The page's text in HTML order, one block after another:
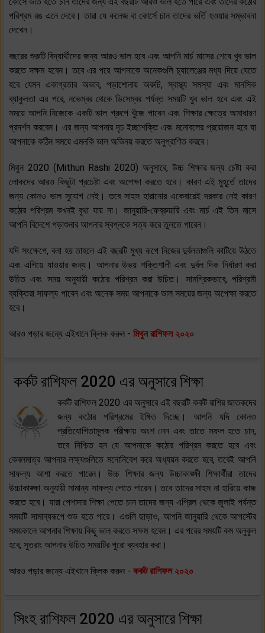
পরিশ্রম রঙ এনে দেবে। তারা যে কলেজ বা কোর্সে চান তাদের ভর্তি হওয়ার সম্ভাবনা
দেখেন।
বছরের শুরুটি বিদ্যার্থীদের জন্য আরও ভাল হবে এবং আপনি মার্চ মাসের শেষে খুব ভাল
করতে সক্ষম হবেন। তবে এর পরে আপনাকে অনেকগুলি চ্যালেঞ্জের মধ্য দিয়ে যেতে
হবে যেমন একাগ্রতার অভাব, পড়াশোনায় অরুচি, স্বাস্থ্য সমস্যা এবং মানসিক
ব্যাকুলতা এর পরে, নভেম্বর থেকে ডিসেম্বর পর্যন্ত সময়টি খুব ভাল হবে এবং এই
সময়ে আপনি নিজেকে একটি ভাল গ্রুপে খুঁজে পাবেন এবং শিক্ষার ক্ষেত্রে অসাধারণ
প্রদর্শন করবেন। এর জন্য আপনার দৃঢ ইচ্ছাশক্তি এবং মনোবলের প্রয়োজন হবে যা
আপনাকে কঠিন সময়ে এমনকি ভাল অভিনয় করতে অনুপ্রাণিত করবে।
মিথুন 2020 (Mithun Rashi 2020) অনুসারে, উচ্চ শিক্ষার জন্য চেষ্টা করা
লোকদের আরও কিছুটা প্রচেষ্টা এবং অপেক্ষা করতে হবে। কারণ এই মুহূর্তে তাদের
জন্য কোনও ভাল সুযোগ নেই। তবে সাহস হারানোর একেবারেই দরকার নেই কারণ
কঠোর পরিশ্রম কখনই বৃথা যায় না। জানুয়ারি-ফেব্রুয়ারি এবং মার্চ এই তিন মাসে
আপনি বিদেশে পড়াশুনার আপনার স্বপ্নকে সত্য করে তুলতে পারেন।
যদি সংক্ষেপে, বলা হয় তাহলে এই বছরটি মুখ্য রূপে নিজের দুর্বলতাগুলি কাটিয়ে উঠতে
এবং এগিয়ে যাওয়ার জন্য। আপনার উভয় শক্তিশালী এবং দুর্বল দিক নির্ধারণ করা
উচিত এবং সময় অনুযায়ী কঠোর পরিশ্রম করা উচিত। সামগ্রিকভাবে, পরিশ্রমী
ব্যক্তিরা সাফল্য পাবেন এবং অনেক সময় আপনাকে ভাল সময়ের জন্য অপেক্ষা করতে
হবে।
আরও পড়ার জন্যে এইখানে ক্লিক করুন - মিথুন রাশিফল ২০২০
কর্কট রাশিফল 2020 এর অনুসারে শিক্ষা
কর্কট রাশিফল 2020 এর অনুসারে এই বছরটি কর্কট রাশির জাতকদের
জন্য কঠোর পরিশ্রমের ইঙ্গিত দিচ্ছে। আপনি যদি কোনও
প্রতিযোগিতামূলক পরীক্ষায় অংশ নেন এবং তাতে সফল হতে চান,
তবে নিশ্চিত হন যে আপনাকে কঠোর পরিশ্রম করতে হবে এবং
কেবলমাত্র আপনার লক্ষ্যগুলিতে মনোনিবেশ করে অধ্যয়ন করতে হবে, তবেই আপনি
সাফল্য আশা করতে পারেন। উচ্চ শিক্ষার জন্য উচ্চাকাঙ্ক্ষী শিক্ষার্থীরা তাদের
উচ্চাকাঙ্ক্ষা অনুযায়ী সামান্য সাফল্য পেতে পারেন। তবে তাদের সাহস না হারিয়ে কাজ
করতে হবে। যারা পেশাদার শিক্ষা পেতে চান তাদের জন্য এপ্রিল থেকে জুলাই পর্যন্ত
সময়টি সামান্যরূপে শুভ হতে পারে। এগুলি ছাড়াও, আপনি জানুয়ারি থেকে আগস্টের
সময়কালে আপনার শিক্ষায় কিছু ভাল করতে সক্ষম হবেন। এর পরের সময়টি কম অনুকূল
হবে, সুতরাং আপনার উচিত সময়টির পুরো ব্যবহার করা।
আরও পড়ার জন্যে এইখানে ক্লিক করুন - কর্কট রাশিফল ২০২০
সিংহ রাশিফল 2020 এর অনুসারে শিক্ষা